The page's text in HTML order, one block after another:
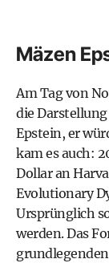
Mäzen
Am Tag von
die
Epstein, er
kam es auch:
Dollar an
Evolutionary
Ursprünglich
werden. Das